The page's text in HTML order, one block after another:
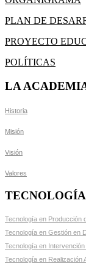
PLAN DE
PROYECTO
POLÍTICAS
LA
Historia
Misión
Visión
Valores
Tecnología en Producción
Tecnología en Gestión en
Tecnología en
Tecnología en Realización